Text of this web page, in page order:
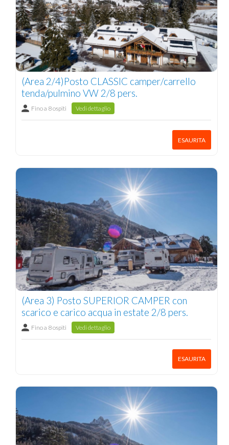
(Area 2/4)Posto CLASSIC camper/carrello
tenda/pulmino VW 2/8 pers.
Fino a 8 ospiti Vedi dettaglio
ESAURITA
(Area 3) Posto SUPERIOR CAMPER con
scarico e carico acqua in estate 2/8 pers.
Fino a 8 ospiti Vedi dettaglio
ESAURITA